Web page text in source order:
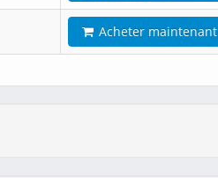
Acheter maintenant